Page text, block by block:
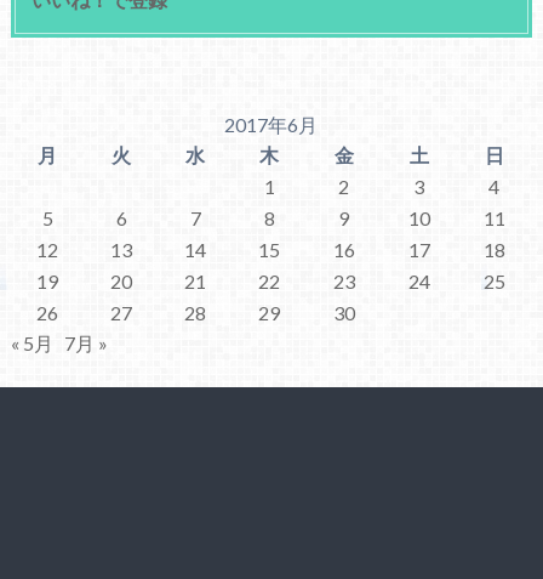
2017年6月
月
火 水 木 金 土
日
1
2 3
4
5
6 7 8 9 10
11
12
13 14 15 16 17
18
19
20 21 22 23 24
25
26
27 28 29
30
« 5月
7月 »